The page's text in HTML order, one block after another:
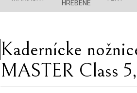
HREBENE
Kadernícke
MASTER Class